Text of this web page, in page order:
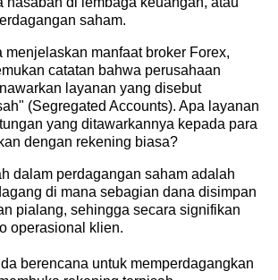
saham.
menjelaskan manfaat broker Forex,
catatan bahwa perusahaan
layanan yang disebut
(Segregated Accounts). Apa layanan
yang ditawarkannya kepada para
dengan rekening biasa?
dalam perdagangan saham adalah
di mana sebagian dana disimpan
pialang, sehingga secara signifikan
operasional klien.
berencana untuk memperdagangkan